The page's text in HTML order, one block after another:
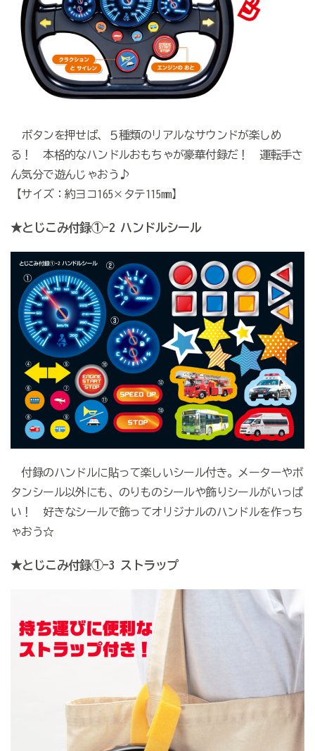
ボタンを押せば、５種類のリアルなサウンドが楽しめ
る！ 本格的なハンドルおもちゃが豪華付録だ！ 運転手さ
ん気分で遊んじゃおう♪
【サイズ：約ヨコ165×タテ115mm】
★とじこみ付録①-2 ハンドルシール
付録のハンドルに貼って楽しいシール付き。メーターやボ
タンシール以外にも、のりものシールや飾りシールがいっぱ
い！ 好きなシールで飾ってオリジナルのハンドルを作っち
ゃおう☆
★とじこみ付録①-3 ストラップ